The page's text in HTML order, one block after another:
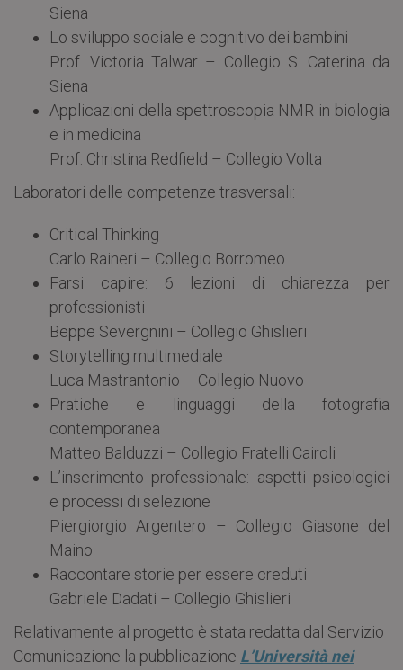
Siena
Lo sviluppo sociale e cognitivo dei bambini
Prof. Victoria Talwar – Collegio S. Caterina da
Siena
Applicazioni della spettroscopia NMR in biologia
e in medicina
Prof. Christina Redfield – Collegio Volta
Laboratori delle competenze trasversali:
Critical Thinking
Carlo Raineri – Collegio Borromeo
Farsi capire: 6 lezioni di chiarezza per
professionisti
Beppe Severgnini – Collegio Ghislieri
Storytelling multimediale
Luca Mastrantonio – Collegio Nuovo
Pratiche e linguaggi della fotografia
contemporanea
Matteo Balduzzi – Collegio Fratelli Cairoli
L’inserimento professionale: aspetti psicologici
e processi di selezione
Piergiorgio Argentero – Collegio Giasone del
Maino
Raccontare storie per essere creduti
Gabriele Dadati – Collegio Ghislieri
Relativamente al progetto è stata redatta dal Servizio
Comunicazione la pubblicazione L’Università nei